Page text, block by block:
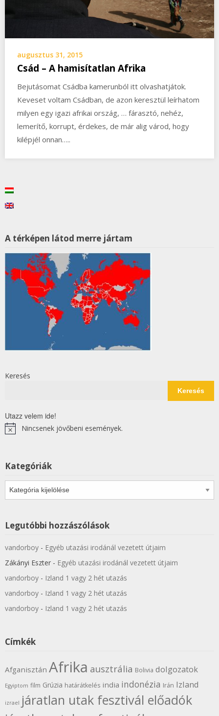
augusztus 31, 2015
Csád – A hamisítatlan Afrika
Bejutásomat Csádba kamerunból itt olvashatjátok.
Keveset voltam Csádban, de azon keresztül leírhatom
milyen egy igazi afrikai ország, … fárasztó, nehéz,
lemerítő, korrupt, érdekes, de már alig várod, hogy
kilépjél onnan…..
A térképen látod merre jártam
Keresés
Keresés
Utazz velem ide!
NoticeNincsenek jövőbeni események.
Kategóriák
Legutóbbi hozzászólások
vandorboy - Egyéb utazási irodánál vezetett útjaim
Zákányi Eszter - Egyéb utazási irodánál vezetett útjaim
vandorboy - Izland 1 vagy 2 hét utazás
vandorboy - Izland 1 vagy 2 hét utazás
vandorboy - Izland 1 vagy 2 hét utazás
Címkék
Afganisztán Afrika ausztrália Bolivia dolgozatok
Egyiptom film Grúzia határátkelés india indonézia Irán Izland
izrael járatlan utak fesztivál előadók